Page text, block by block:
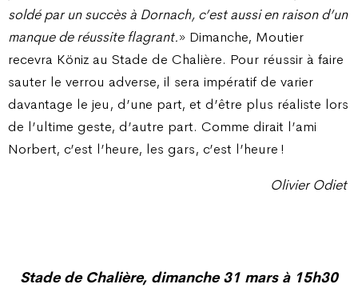
soldé par un succès à Dornach, c’est aussi en raison d’un
manque de réussite flagrant.» Dimanche, Moutier
recevra Köniz au Stade de Chalière. Pour réussir à faire
sauter le verrou adverse, il sera impératif de varier
davantage le jeu, d’une part, et d’être plus réaliste lors
de l’ultime geste, d’autre part. Comme dirait l’ami
Norbert, c’est l’heure, les gars, c’est l’heure !
Olivier Odiet
Stade de Chalière, dimanche 31 mars à 15h30